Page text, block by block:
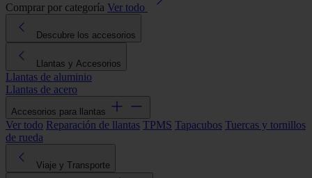
Comprar por categoría Ver todo
Descubre los accesorios
Llantas y Accesorios
Llantas de aluminio
Llantas de acero
Accesorios para llantas
Ver todo Reparación de llantas TPMS Tapacubos Tuercas y tornillos
de rueda
Viaje y Transporte